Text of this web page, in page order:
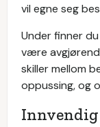
vil egne seg
Under finner
være
skiller mellom
oppussing, og